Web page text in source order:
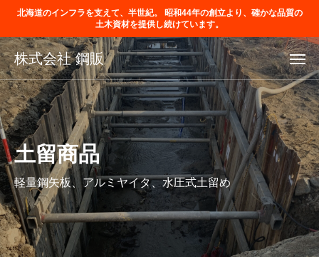
北海道のインフラを支えて、半世紀。 昭和44年の創立より、確かな品質の
土木資材を提供し続けています。
株式会社 鋼販
土留商品
軽量鋼矢板、アルミヤイタ、水圧式土留め